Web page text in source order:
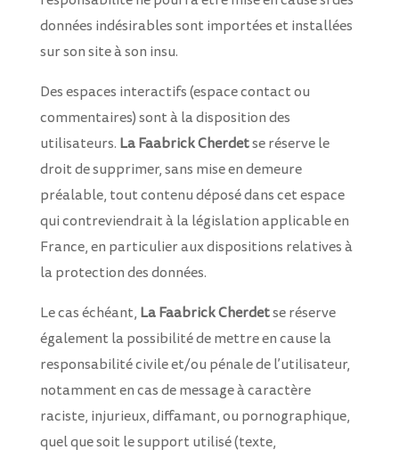
données indésirables sont importées et installées
sur son site à son insu.
Des espaces interactifs (espace contact ou
commentaires) sont à la disposition des
utilisateurs. La Faabrick Cherdetse réserve le
droit de supprimer, sans mise en demeure
préalable, tout contenu déposé dans cet espace
qui contreviendrait à la législation applicable en
France, en particulier aux dispositions relatives à
la protection des données.
Le cas échéant, La Faabrick Cherdetse réserve
également la possibilité de mettre en cause la
responsabilité civile et/ou pénale de l’utilisateur,
notamment en cas de message à caractère
raciste, injurieux, diffamant, ou pornographique,
quel que soit le support utilisé (texte,